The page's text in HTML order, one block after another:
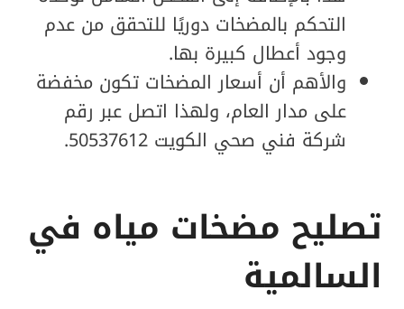
التحكم بالمضخات دوريًا للتحقق من عدم
وجود أعطال كبيرة بها.
والأهم أن أسعار المضخات تكون مخفضة
على مدار العام، ولهذا اتصل عبر رقم
شركة فني صحي الكويت 50537612.
تصليح مضخات مياه في
السالمية